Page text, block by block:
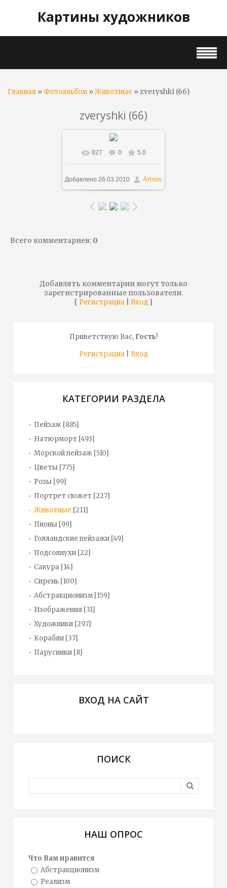
Картины художников
Главная » Фотоальбом»Животные » zveryshki (66)
zveryshki (66)
В реальном размере
1000x751 / 278.9Kb
827 0 5.0
Добавлено 26.03.2010 Artnov
Всего комментариев: 0
Добавлять комментарии могут только
зарегистрированные пользователи.
[ Регистрация Вход ]
Приветствую Вас,Гость!
Регистрация
Вход
КАТЕГОРИИ РАЗДЕЛА
Пейзаж [885]
Натюрморт [493]
Морской пейзаж [510]
Цветы [775]
Розы [99]
Портрет сюжет [227]
Животные [211]
Пионы [99]
Голландские пейзажи [49]
Подсолнухи [22]
Сакура [14]
Сирень [100]
Абстракционизм [159]
Изображения [31]
Художники [297]
Корабли [37]
Парусники [8]
ВХОД НА САЙТ
ПОИСК
НАШ ОПРОС
Что Вам нравится
Абстракционизм
Реализм